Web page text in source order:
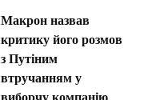
Макрон назвав
критику його розмов
з Путіним
втручанням у